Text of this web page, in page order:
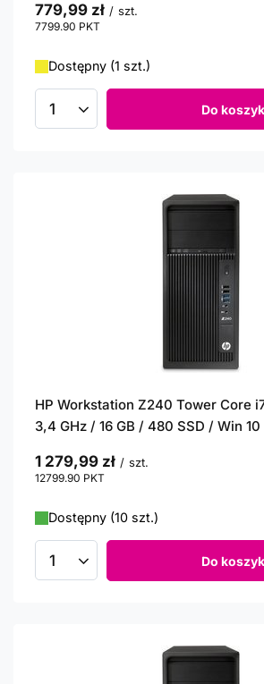
779,99 zł / szt.
7799.90 PKT
Dostępny (1 szt.)
Ilość produktów Do
HP Workstation Z240 Tower Core
3,4 GHz / 16 GB / 480 SSD / Win 10
1 279,99 zł / szt.
12799.90 PKT
Dostępny (10 szt.)
Ilość produktów Do